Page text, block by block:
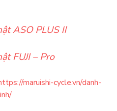
ASO PLUS II
FUJI – Pro
maruishi-cycle.vn/danh-